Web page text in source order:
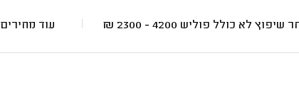
4200 - 2300
₪ עוד מחירים